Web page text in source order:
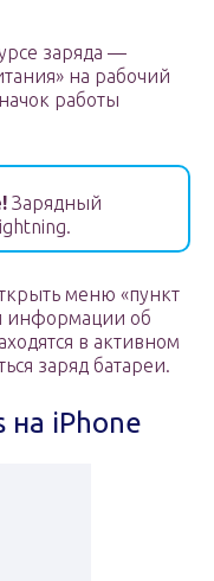
заряда —
на рабочий
работы
Зарядный
меню «пункт
информации об
в активном
заряд батареи.
на iPhone